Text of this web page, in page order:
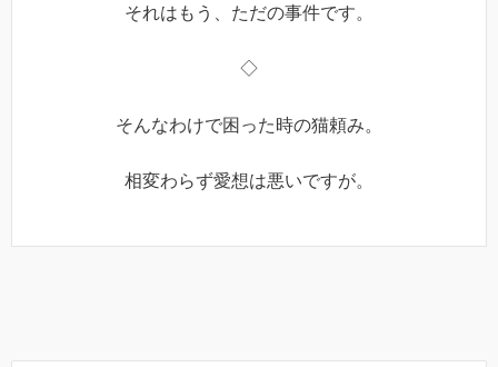
それはもう、ただの事件です。
◇
そんなわけで困った時の猫頼み。
相変わらず愛想は悪いですが。